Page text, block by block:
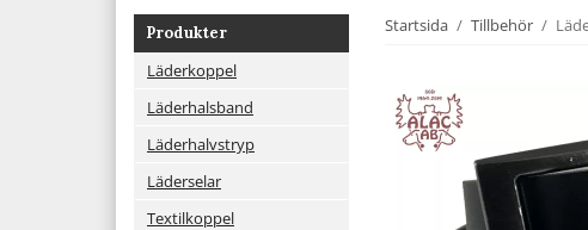
Produkter
Läderkoppel
Läderhalsband
Läderhalvstryp
Läderselar
Textilkoppel
Startsida / Tillbehör /